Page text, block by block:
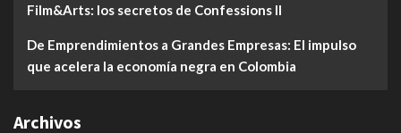
Film&Arts: los secretos de Confessions II
De Emprendimientos a Grandes Empresas: El impulso
que acelera la economía negra en Colombia
Archivos